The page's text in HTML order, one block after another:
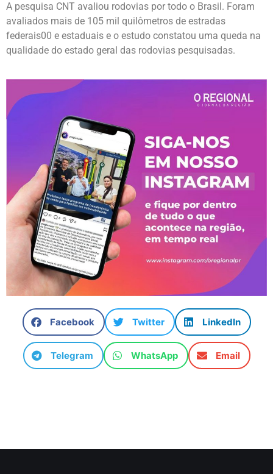
A pesquisa CNT avaliou rodovias por todo o Brasil. Foram
avaliados mais de 105 mil quilômetros de estradas
federais00 e estaduais e o estudo constatou uma queda na
qualidade do estado geral das rodovias pesquisadas.
Facebook Twitter LinkedIn
Telegram WhatsApp Email